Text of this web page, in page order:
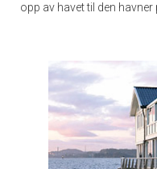
opp av havet til den